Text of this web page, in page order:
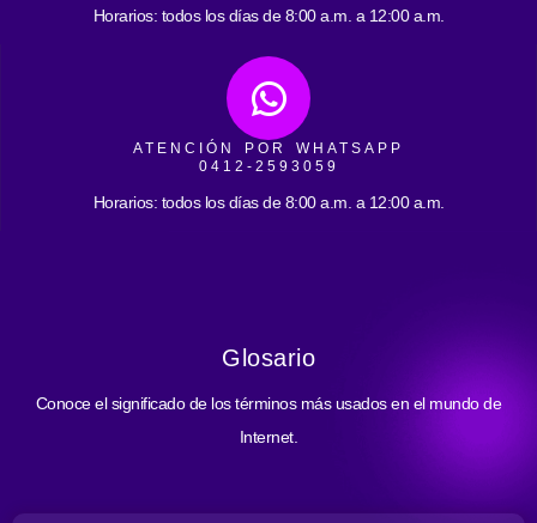
Horarios: todos los días de 8:00 a.m. a 12:00 a.m.
ATENCIÓN POR WHATSAPP
0412-2593059
Horarios: todos los días de 8:00 a.m. a 12:00 a.m.
Glosario
Conoce el significado de los términos más usados en el mundo de
Internet.